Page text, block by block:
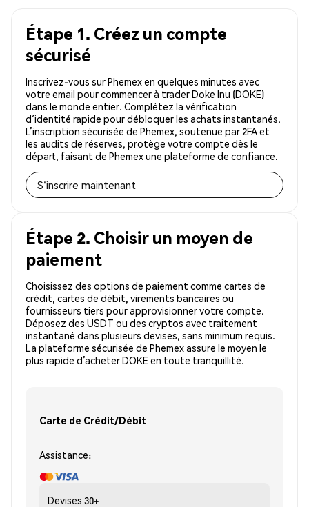
Étape 1. Créez un compte
sécurisé
Inscrivez-vous sur Phemex en quelques minutes avec
votre email pour commencer à trader Doke Inu (DOKE)
dans le monde entier. Complétez la vérification
d’identité rapide pour débloquer les achats instantanés.
L’inscription sécurisée de Phemex, soutenue par 2FA et
les audits de réserves, protège votre compte dès le
départ, faisant de Phemex une plateforme de confiance.
S'inscrire maintenant
Étape 2. Choisir un moyen de
paiement
Choisissez des options de paiement comme cartes de
crédit, cartes de débit, virements bancaires ou
fournisseurs tiers pour approvisionner votre compte.
Déposez des USDT ou des cryptos avec traitement
instantané dans plusieurs devises, sans minimum requis.
La plateforme sécurisée de Phemex assure le moyen le
plus rapide d’acheter DOKE en toute tranquillité.
Carte de Crédit/Débit
Assistance:
Devises 30+